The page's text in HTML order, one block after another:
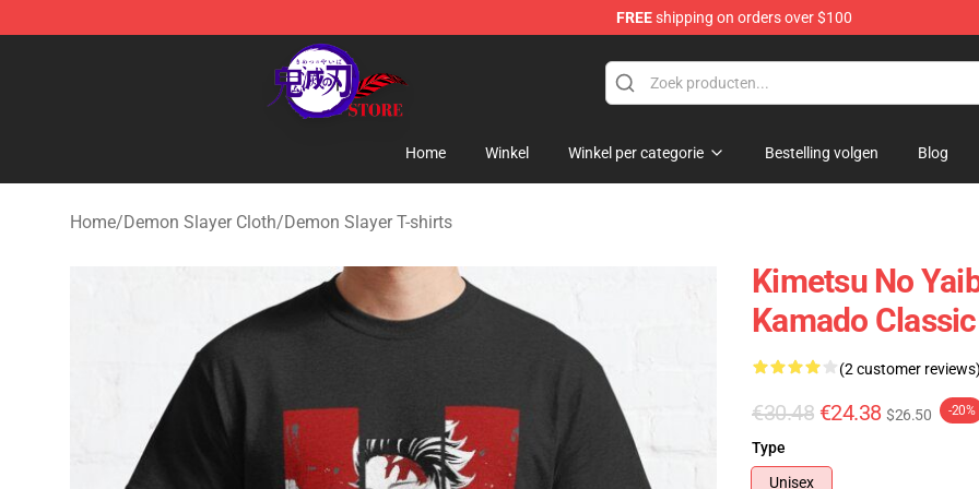
FREEshipping on orders over $100
Kimetsu no Yaiba Store - Official Kimetsu no Yaiba Merchandise Shop
Home Winkel Winkel per categorie Bestelling volgen Blog
Home/Demon Slayer Cloth/Demon Slayer T-shirts
Kimetsu No
Kamado
(2 customer
€30.48 €24.38 $26.50 -20%
Type
Unisex